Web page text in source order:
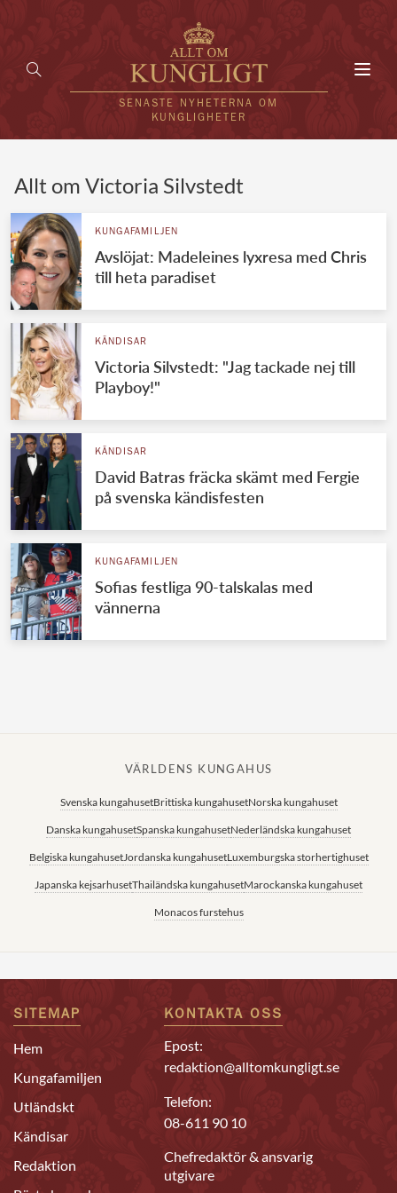
SENASTE NYHETERNA OM
KUNGLIGHETER
UTLÄNDSKT
VÄRLDENS KUNGAHUS
Svenska kungahuset
Brittiska kungahuset
Danska kungahuset
Jordanska kungahuset
Luxemburgska storhertighuset
Japanska kejsarhuset
REDAKTION
Allt om Victoria Silvstedt
KUNGAFAMILJEN
Avslöjat: Madeleines lyxresa med Chris
till heta paradiset
KÄNDISAR
Victoria Silvstedt: "Jag tackade nej till
Playboy!"
KÄNDISAR
David Batras fräcka skämt med Fergie
på svenska kändisfesten
KUNGAFAMILJEN
Sofias festliga 90-talskalas med
vännerna
VÄRLDENS KUNGAHUS
Svenska kungahusetBrittiska kungahusetNorska kungahuset
Danska kungahusetSpanska kungahusetNederländska kungahuset
Belgiska kungahusetJordanska kungahusetLuxemburgska storhertighuset
Japanska kejsarhusetThailändska kungahusetMarockanska kungahuset
Monacos furstehus
SITEMAP
Hem
Kungafamiljen
Utländskt
Kändisar
Redaktion
KONTAKTA OSS
Epost:
redaktion@alltomkungligt.se
Telefon:
08-611 90 10
Chefredaktör & ansvarig
utgivare